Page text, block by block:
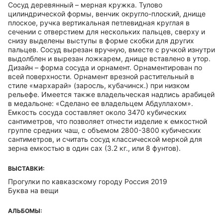
Сосуд деревянный – мерная кружка. Тулово
цилиндрической формы, венчик округло-плоский, днище
плоское, ручка вертикальная петлевидная круглая в
сечении с отверстием для нескольких пальцев, сверху и
снизу выделены выступы в форме скобки для других
пальцев. Сосуд вырезан вручную, вместе с ручкой изнутри
выдолблен и вырезан ложкарем, днище вставлено в утор.
Дизайн – форма сосуда и орнамент. Орнаментирован по
всей поверхности. Орнамент врезной растительный в
стиле «мархарай» (заросль, кубачинск.) при низком
рельефе. Имеется также владельческая надпись арабицей
в медальоне: «Сделано ее владельцем Абдуллахом».
Емкость сосуда составляет около 3470 кубических
сантиметров, что позволяет отнести изделие к емкостной
группе средних чаш, с объемом 2800-3800 кубических
сантиметров, и считать сосуд классической меркой для
зерна емкостью в один сах (3.2 кг., или 8 фунтов).
ВЫСТАВКИ:
Прогулки по кавказскому городу Россия 2019
Буква на вещи
АЛЬБОМЫ: